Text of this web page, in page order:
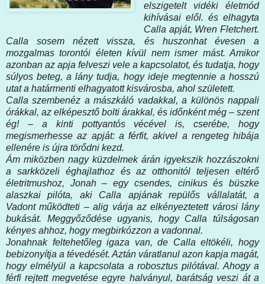
elszigetelt vidéki életmód
kihívásai elől. és elhagyta
Calla apját, Wren Fletchert.
Calla sosem nézett vissza, és huszonhat évesen a
mozgalmas torontói életen kívül nem ismer mást. Amikor
azonban az apja felveszi vele a kapcsolatot, és tudatja, hogy
súlyos beteg, a lány tudja, hogy ideje megtennie a hosszú
utat a határmenti elhagyatott kisvárosba, ahol született.
Calla szembenéz a mászkáló vadakkal, a különös nappali
órákkal, az elképesztő bolti árakkal, és időnként még – szent
ég! – a kinti pottyantós vécével is, cserébe, hogy
megismerhesse az apját: a férfit, akivel a rengeteg hibája
ellenére is újra törődni kezd.
Ám miközben nagy küzdelmek árán igyekszik hozzászokni
a sarkközeli éghajlathoz és az otthonitól teljesen eltérő
életritmushoz, Jonah – egy csendes, cinikus és büszke
alaszkai pilóta, aki Calla apjának repülős vállalatát, a
Vadont működteti – alig várja az elkényeztetett városi lány
bukását. Meggyőződése ugyanis, hogy Calla túlságosan
kényes ahhoz, hogy megbirkózzon a vadonnal.
Jonahnak feltehetőleg igaza van, de Calla eltökéli, hogy
bebizonyítja a tévedését. Aztán váratlanul azon kapja magát,
hogy elmélyül a kapcsolata a robosztus pilótával. Ahogy a
férfi rejtett megvetése egyre halványul, barátság veszi át a